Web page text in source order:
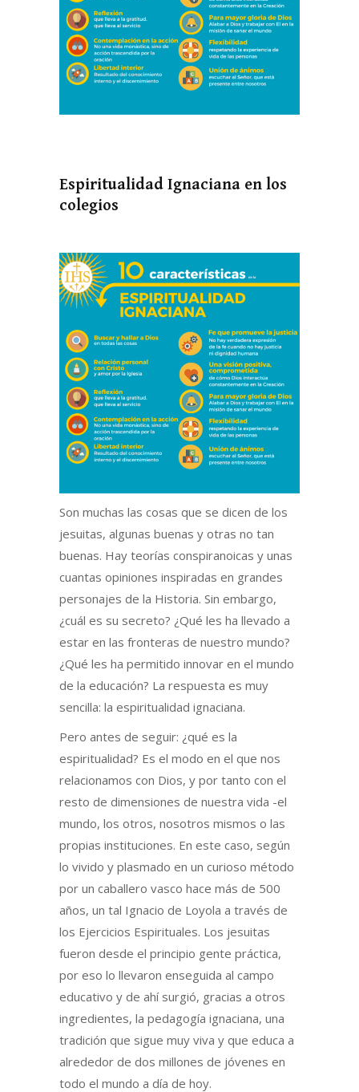
Espiritualidad Ignaciana en los
colegios
Son muchas las cosas que se dicen de los
jesuitas, algunas buenas y otras no tan
buenas. Hay teorías conspiranoicas y unas
cuantas opiniones inspiradas en grandes
personajes de la Historia. Sin embargo,
¿cuál es su secreto? ¿Qué les ha llevado a
estar en las fronteras de nuestro mundo?
¿Qué les ha permitido innovar en el mundo
de la educación? La respuesta es muy
sencilla: la espiritualidad ignaciana.
Pero antes de seguir: ¿qué es la
espiritualidad? Es el modo en el que nos
relacionamos con Dios, y por tanto con el
resto de dimensiones de nuestra vida -el
mundo, los otros, nosotros mismos o las
propias instituciones. En este caso, según
lo vivido y plasmado en un curioso método
por un caballero vasco hace más de 500
años, un tal Ignacio de Loyola a través de
los Ejercicios Espirituales. Los jesuitas
fueron desde el principio gente práctica,
por eso lo llevaron enseguida al campo
educativo y de ahí surgió, gracias a otros
ingredientes, la pedagogía ignaciana, una
tradición que sigue muy viva y que educa a
alrededor de dos millones de jóvenes en
todo el mundo a día de hoy.